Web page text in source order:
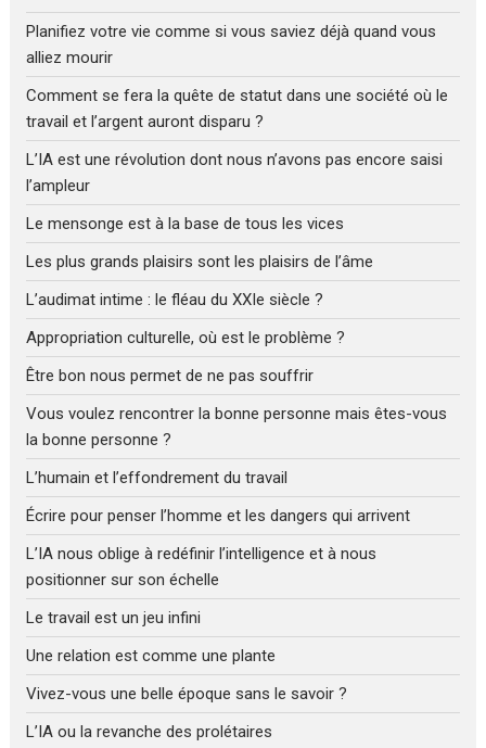
Planifiez votre vie comme si vous saviez déjà quand vous
alliez mourir
Comment se fera la quête de statut dans une société où le
travail et l’argent auront disparu ?
L’IA est une révolution dont nous n’avons pas encore saisi
l’ampleur
Le mensonge est à la base de tous les vices
Les plus grands plaisirs sont les plaisirs de l’âme
L’audimat intime : le fléau du XXIe siècle ?
Appropriation culturelle, où est le problème ?
Être bon nous permet de ne pas souffrir
Vous voulez rencontrer la bonne personne mais êtes-vous
la bonne personne ?
L’humain et l’effondrement du travail
Écrire pour penser l’homme et les dangers qui arrivent
L’IA nous oblige à redéfinir l’intelligence et à nous
positionner sur son échelle
Le travail est un jeu infini
Une relation est comme une plante
Vivez-vous une belle époque sans le savoir ?
L’IA ou la revanche des prolétaires